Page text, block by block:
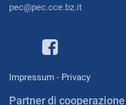
pec@pec.cce.bz.it
Impressum - Privacy
Partner di cooperazione